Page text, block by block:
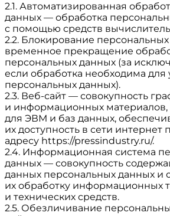
2.1. Автоматизированная
данных — обработка
с помощью средств
2.2. Блокирование
временное прекращение
персональных данных (за
если обработка необходима для
персональных данных).
2.3. Веб-сайт — совокупность
и информационных материалов,
для ЭВМ и баз данных,
их доступность в сети интернет
адресу https://pressindustry.ru/.
2.4. Информационная система
данных — совокупность
данных персональных данных и
их обработку информационных
и технических средств.
2.5. Обезличивание